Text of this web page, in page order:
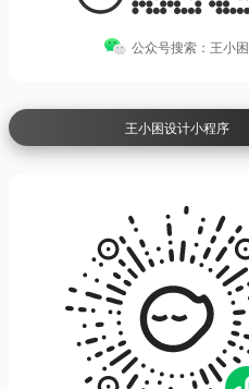
公众号搜索：王小困
王小困设计小程序